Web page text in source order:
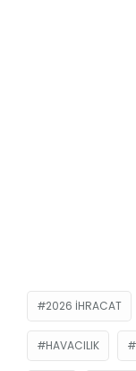
2026 IHRACAT
HAVACILIK